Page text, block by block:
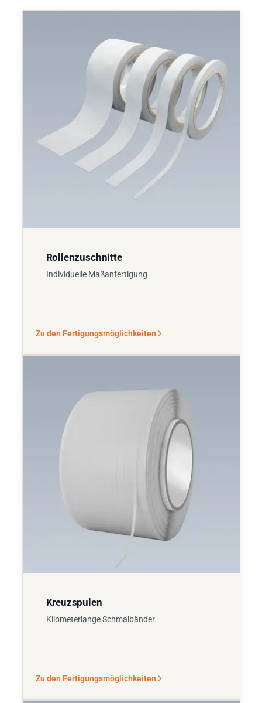
Rollenzuschnitte
Individuelle Maßanfertigung
Zu den Fertigungsmöglichkeiten
Kreuzspulen
Kilometerlange Schmalbänder
Zu den Fertigungsmöglichkeiten